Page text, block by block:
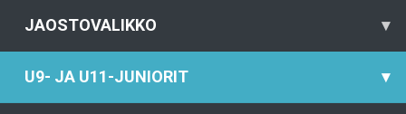
JAOSTOVALIKKO ▾
U9- JA U11-JUNIORIT ▾